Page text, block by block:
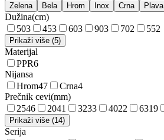
Zelena Bela Hrom Inox Crna Plava
Dužina(cm)
503 453 603 903 702 552
Prikaži više (5)
Materijal
PPR6
Nijansa
Hrom47 Crna4
Prečnik cevi(mm)
2546 2041 3233 4022 6319
Prikaži više (14)
Serija